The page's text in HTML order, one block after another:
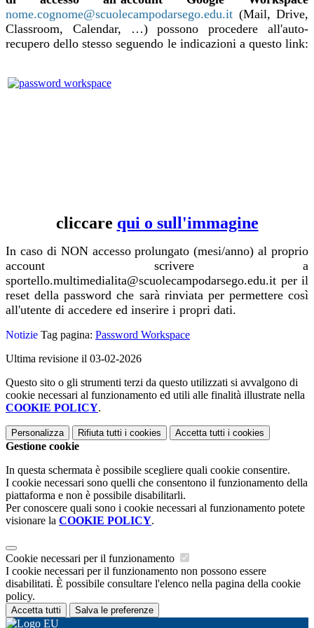
nome.cognome@scuolecampodarsego.edu.it (Mail, Drive,
Classroom, Calendar, …) possono procedere all'auto-
recupero dello stesso seguendo le indicazioni a questo link:
cliccare qui o sull'immagine
In caso di NON accesso prolungato (mesi/anno) al proprio
account scrivere a
sportello.multimedialita@scuolecampodarsego.edu.it per il
reset della password che sarà rinviata per permettere così
all'utente di accedere ed inserire i propri dati.
Notizie Tag pagina: Password Workspace
Ultima revisione il 03-02-2026
Questo sito o gli strumenti terzi da questo utilizzati si avvalgono di
cookie necessari al funzionamento ed utili alle finalità illustrate nella
COOKIE POLICY.
Personalizza Rifiuta tutti i cookies Accetta tutti i cookies
Gestione cookie
In questa schermata è possibile scegliere quali cookie consentire.
I cookie necessari sono quelli che consentono il funzionamento della
piattaforma e non è possibile disabilitarli.
Per conoscere quali sono i cookie necessari al funzionamento potete
visionare la COOKIE POLICY.
Cookie necessari per il funzionamento
I cookie necessari per il funzionamento non possono essere
disabilitati. È possibile consultare l'elenco nella pagina della cookie
policy.
Accetta tutti Salva le preferenze